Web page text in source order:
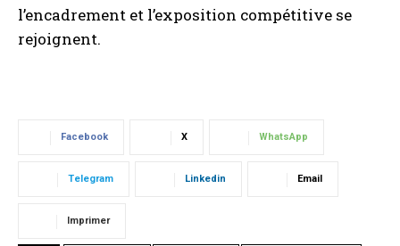
l’encadrement et l’exposition compétitive se
rejoignent.
Facebook X WhatsApp
Telegram Linkedin Email
Imprimer